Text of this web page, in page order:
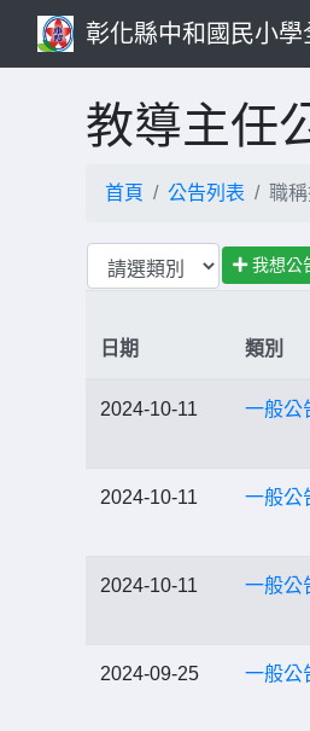
彰化縣中和國民小學
教導主任
首頁 公告列表 職
我想公
日期 類別
2024-10-11 一般公
2024-10-11 一般公
2024-10-11 一般公
2024-09-25 一般公